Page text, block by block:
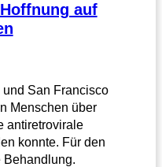
auf
San Francisco
Menschen über
antiretrovirale
konnte. Für den
Behandlung.